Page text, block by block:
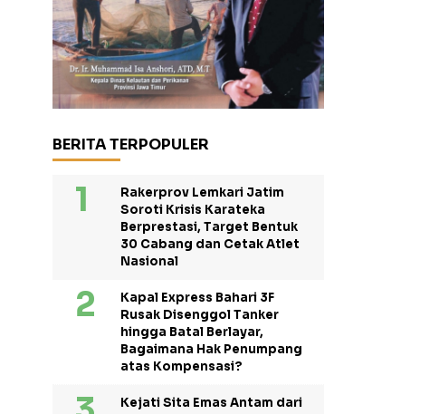
BERITA TERPOPULER
Rakerprov Lemkari Jatim
Soroti Krisis Karateka
Berprestasi, Target Bentuk
30 Cabang dan Cetak Atlet
Nasional
Kapal Express Bahari 3F
Rusak Disenggol Tanker
hingga Batal Berlayar,
Bagaimana Hak Penumpang
atas Kompensasi?
Kejati Sita Emas Antam dari